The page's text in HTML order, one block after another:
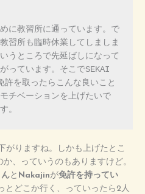
に教習所に通っています。で
習所も臨時休業してしましま
うところで先延ばしになって
っています。そこでSEKAI
許を取ったらこんな良いこと
チベーションを上げたいで
。
がりますね。しかも上げたとこ
、っていうのもありますけど。
んと Nakajinが免許を持ってい
とどこか行く、っていったら2人